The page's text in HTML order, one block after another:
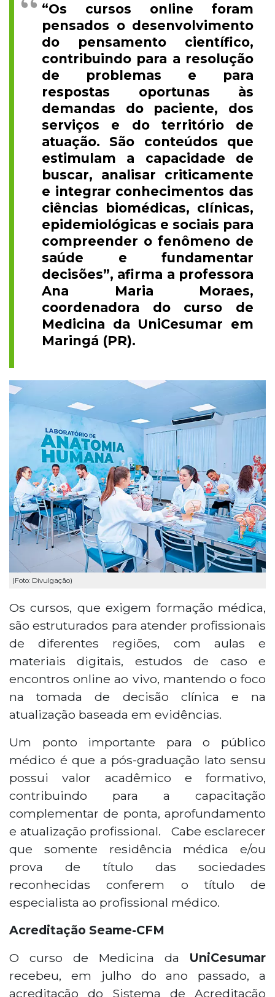
“Os cursos online foram
pensados o desenvolvimento
do pensamento científico,
contribuindo para a resolução
de problemas e para
respostas oportunas às
demandas do paciente, dos
serviços e do território de
atuação. São conteúdos que
estimulam a capacidade de
buscar, analisar criticamente
e integrar conhecimentos das
ciências biomédicas, clínicas,
epidemiológicas e sociais para
compreender o fenômeno de
saúde e fundamentar
decisões”, afirma a professora
Ana Maria Moraes,
coordenadora do curso de
Medicina da UniCesumar em
Maringá (PR).
(Foto: Divulgação)
Os cursos, que exigem formação médica,
são estruturados para atender profissionais
de diferentes regiões, com aulas e
materiais digitais, estudos de caso e
encontros online ao vivo, mantendo o foco
na tomada de decisão clínica e na
atualização baseada em evidências.
Um ponto importante para o público
médico é que a pós-graduação lato sensu
possui valor acadêmico e formativo,
contribuindo para a capacitação
complementar de ponta, aprofundamento
e atualização profissional. Cabe esclarecer
que somente residência médica e/ou
prova de título das sociedades
reconhecidas conferem o título de
especialista ao profissional médico.
Acreditação Seame-CFM
O curso de Medicina da UniCesumar
recebeu, em julho do ano passado, a
acreditação do Sistema de Acreditação